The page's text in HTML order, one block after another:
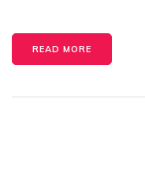
READ MORE